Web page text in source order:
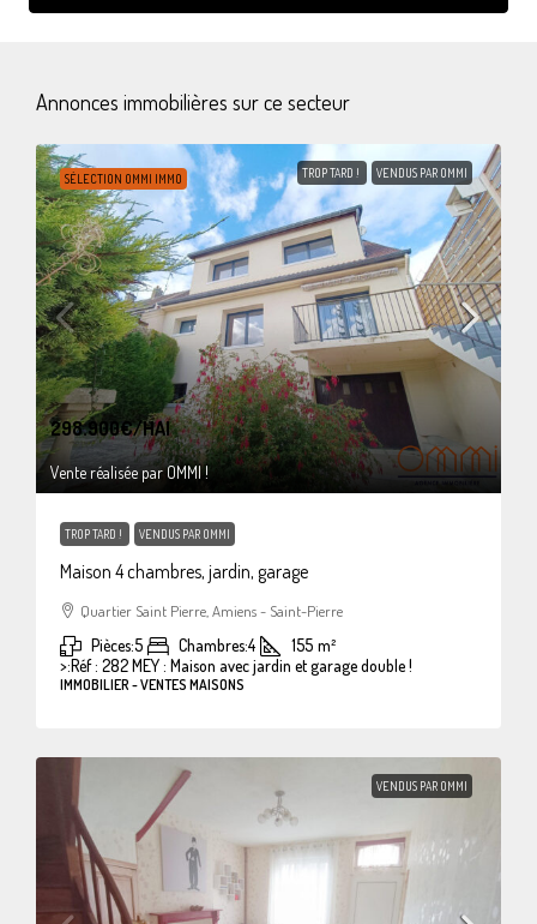
Annonces immobilières sur ce secteur
SÉLECTION OMMI IMMO TROP TARD ! VENDUS PAR OMMI
298.900€/HAI
Vente réalisée par OMMI !
TROP TARD ! VENDUS PAR OMMI
Maison 4 chambres, jardin, garage
Quartier Saint Pierre, Amiens - Saint-Pierre
Pièces:5 Chambres:4 155 m²
>:Réf : 282 MEY : Maison avec jardin et garage double !
IMMOBILIER - VENTES MAISONS
VENDUS PAR OMMI